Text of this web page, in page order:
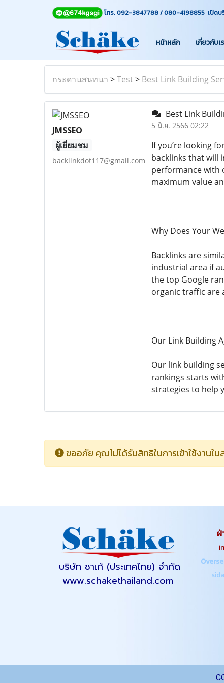
โทร. 092-3847788 / 080-4198855 เปิด
หน้าหลัก เกี่ยวกับเ
กระดานสนทนา >Test> Best Link Building
JMSSEO
ผู้เยี่ยมชม
backlinkdot117@gmail.com
Best Link
5 มิ.ย. 2566 02:22
If you’re looking
backlinks that will
performance with
maximum value
Why Does Your
Backlinks are
industrial area if
the top Google
organic traffic are
Our Link Building
Our link building
rankings starts
strategies to help
ขออภัย คุณไม่ได้รับสิทธิในการเข้าใช้งานใ
บริษัท ชาเก้ (ประเทศไทย) จำกัด
www.schakethailand.com
ฝ่